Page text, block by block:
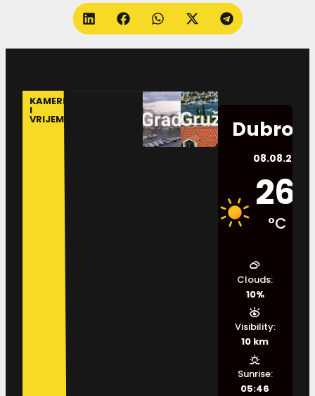
KAMERE
I
VRIJEME
08.08.2026.
26
°C
Clouds:
10%
Visibility:
10 km
Sunrise:
05:46